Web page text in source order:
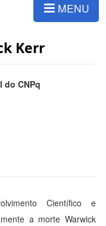
MENU
Kerr
do CNPq
Científico e
a morte Warwick